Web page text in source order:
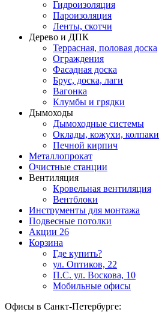
Гидроизоляция
Пароизоляция
Ленты, скотчи
Дерево и ДПК
Террасная, половая доска
Ограждения
Фасадная доска
Брус, доска, лаги
Вагонка
Клумбы и грядки
Дымоходы
Дымоходные системы
Оклады, кожухи, колпаки
Печной кирпич
Металлопрокат
Очистные станции
Вентиляция
Кровельная вентиляция
Вентблоки
Инструменты для монтажа
Подвесные потолки
Акции 26
Корзина
Где купить?
ул. Оптиков, 22
П.С. ул. Воскова, 10
Мобильные офисы
Офисы в Санкт-Петербурге: